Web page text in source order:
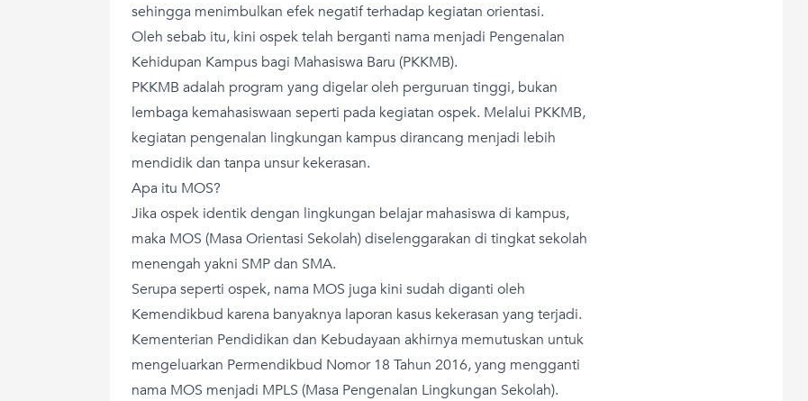
sehingga menimbulkan efek negatif terhadap kegiatan orientasi.
Oleh sebab itu, kini ospek telah berganti nama menjadi Pengenalan
Kehidupan Kampus bagi Mahasiswa Baru (PKKMB).
PKKMB adalah program yang digelar oleh perguruan tinggi, bukan
lembaga kemahasiswaan seperti pada kegiatan ospek. Melalui PKKMB,
kegiatan pengenalan lingkungan kampus dirancang menjadi lebih
mendidik dan tanpa unsur kekerasan.
Apa itu MOS?
Jika ospek identik dengan lingkungan belajar mahasiswa di kampus,
maka MOS (Masa Orientasi Sekolah) diselenggarakan di tingkat sekolah
menengah yakni SMP dan SMA.
Serupa seperti ospek, nama MOS juga kini sudah diganti oleh
Kemendikbud karena banyaknya laporan kasus kekerasan yang terjadi.
Kementerian Pendidikan dan Kebudayaan akhirnya memutuskan untuk
mengeluarkan Permendikbud Nomor 18 Tahun 2016, yang mengganti
nama MOS menjadi MPLS (Masa Pengenalan Lingkungan Sekolah).